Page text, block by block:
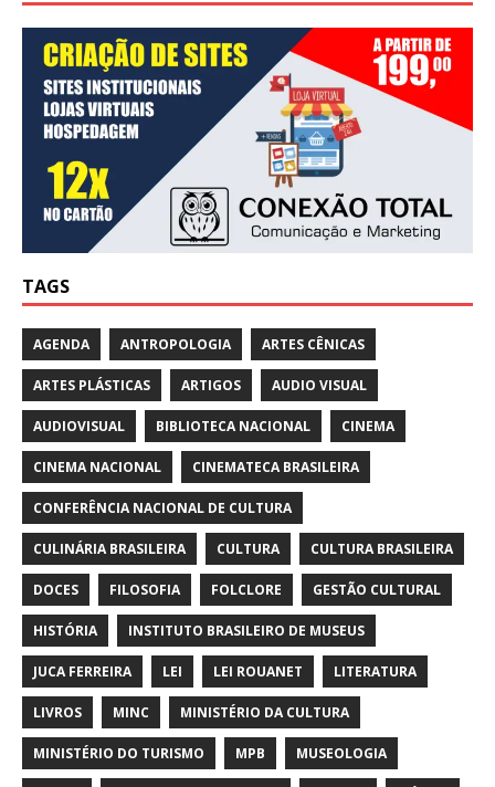
TAGS
AGENDA ANTROPOLOGIA ARTES CÊNICAS
ARTES PLÁSTICAS ARTIGOS AUDIO VISUAL
AUDIOVISUAL BIBLIOTECA NACIONAL CINEMA
CINEMA NACIONAL CINEMATECA BRASILEIRA
CONFERÊNCIA NACIONAL DE CULTURA
CULINÁRIA BRASILEIRA CULTURA CULTURA BRASILEIRA
DOCES FILOSOFIA FOLCLORE GESTÃO CULTURAL
HISTÓRIA INSTITUTO BRASILEIRO DE MUSEUS
JUCA FERREIRA LEI LEI ROUANET LITERATURA
LIVROS MINC MINISTÉRIO DA CULTURA
MINISTÉRIO DO TURISMO MPB MUSEOLOGIA